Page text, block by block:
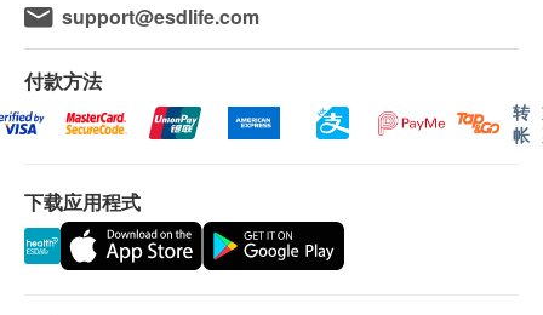
产品规格：
电解板材质:5块铂金镀钛电解板
尺寸: 36cm(H) x 29.4cm(W) x 14.6cm(D)
滤芯数量: 2条
滤芯1-沉积物,块炭/UF
滤芯2-活性炭,负离子陶瓷,毛毡
滤芯更换时间: 9-12个月(因应用量)
址。 送货日期及地址一经确认后将无法更改，否
则将会引致严重送货延误，顾客亦须自行缴付因更
改送货日期及地址而引起之全数费用。
凡需送货到不设升降机的楼宇或因货品过大不能搬
进升降机内，或不能使用升降机运载货品时，顾客
(电动晾衣架，直饮水机，电解水机加收$150/层；
小型电器加收$50/层)
* 如村屋货车不能到门口，每一百米加收$100;
support@esdlife.com
付款方法
转
帐
下载应用程式